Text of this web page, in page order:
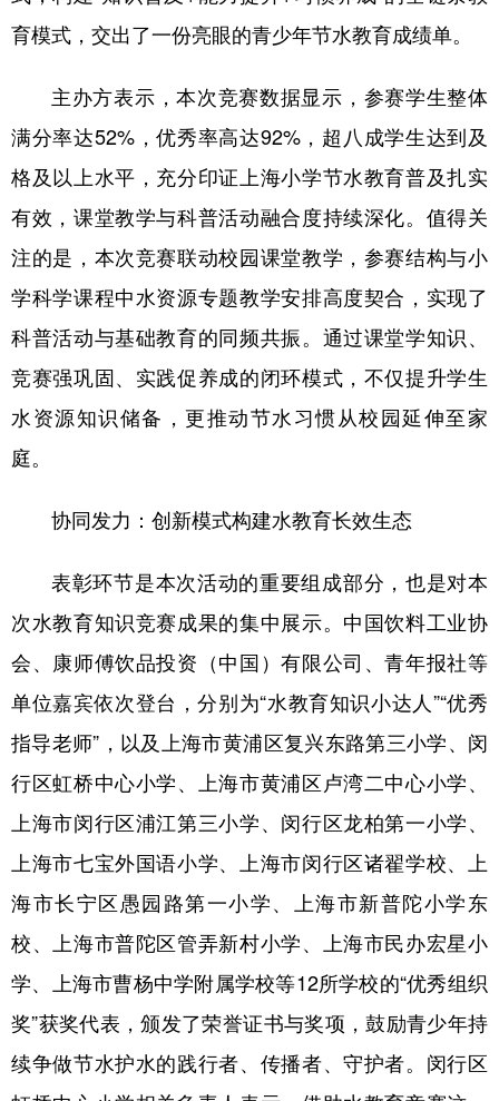
Português
育模式，交出了一份亮眼的青少年节水教育成绩单。
主办方表示，本次竞赛数据显示，参赛学生整体
满分率达52%，优秀率高达92%，超八成学生达到及
格及以上水平，充分印证上海小学节水教育普及扎实
有效，课堂教学与科普活动融合度持续深化。值得关
注的是，本次竞赛联动校园课堂教学，参赛结构与小
学科学课程中水资源专题教学安排高度契合，实现了
科普活动与基础教育的同频共振。通过课堂学知识、
竞赛强巩固、实践促养成的闭环模式，不仅提升学生
水资源知识储备，更推动节水习惯从校园延伸至家
庭。
协同发力：创新模式构建水教育长效生态
表彰环节是本次活动的重要组成部分，也是对本
次水教育知识竞赛成果的集中展示。中国饮料工业协
会、康师傅饮品投资（中国）有限公司、青年报社等
单位嘉宾依次登台，分别为“水教育知识小达人”“优秀
指导老师”，以及上海市黄浦区复兴东路第三小学、闵
行区虹桥中心小学、上海市黄浦区卢湾二中心小学、
上海市闵行区浦江第三小学、闵行区龙柏第一小学、
上海市七宝外国语小学、上海市闵行区诸翟学校、上
海市长宁区愚园路第一小学、上海市新普陀小学东
校、上海市普陀区管弄新村小学、上海市民办宏星小
学、上海市曹杨中学附属学校等12所学校的“优秀组织
奖”获奖代表，颁发了荣誉证书与奖项，鼓励青少年持
续争做节水护水的践行者、传播者、守护者。闵行区